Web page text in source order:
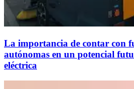
La importancia de contar con
autónomas en un potencial
eléctrica